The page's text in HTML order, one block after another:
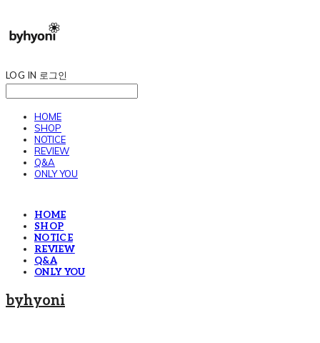
LOG IN 로그인
HOME
SHOP
NOTICE
REVIEW
Q&A
ONLY YOU
HOME
SHOP
NOTICE
REVIEW
Q&A
ONLY YOU
byhyoni